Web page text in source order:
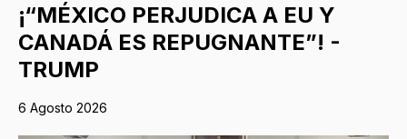
¡“MÉXICO PERJUDICA A EU Y
CANADÁ ES REPUGNANTE”! -
TRUMP
6 Agosto 2026